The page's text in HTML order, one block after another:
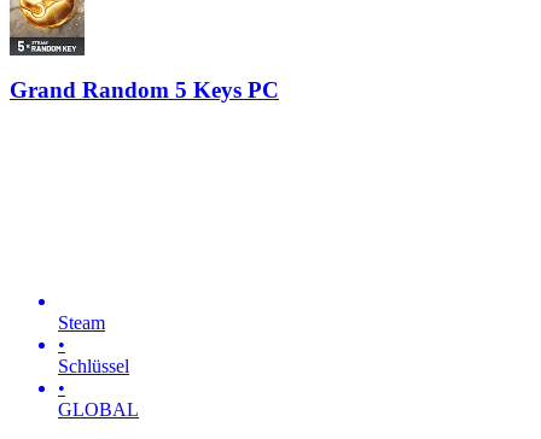
Grand Random 5 Keys PC
Steam
•
Schlüssel
•
GLOBAL